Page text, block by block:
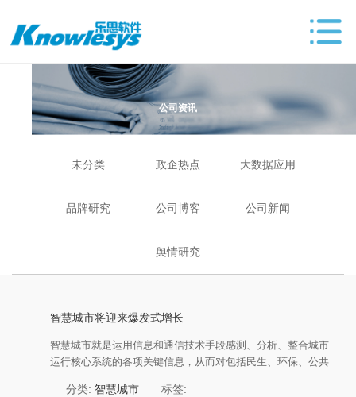
公司资讯
未分类 政企热点 大数据应用
品牌研究 公司博客 公司新闻
舆情研究
智慧城市将迎来爆发式增长
智慧城市就是运用信息和通信技术手段感测、分析、整合城市
运行核心系统的各项关键信息，从而对包括民生、环保、公共
分类: 智慧城市
标签: